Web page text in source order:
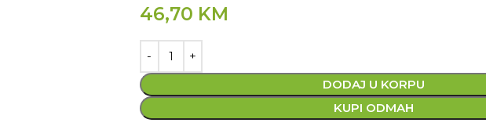
46,70 KM
DODAJ U KORPU
KUPI ODMAH